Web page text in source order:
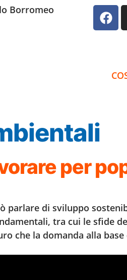
Borromeo
per
parlare di sviluppo
tra cui le sfide
che la domanda alla